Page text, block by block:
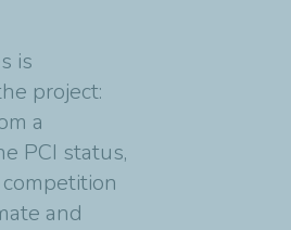
is
project:
a
PCI status,
and